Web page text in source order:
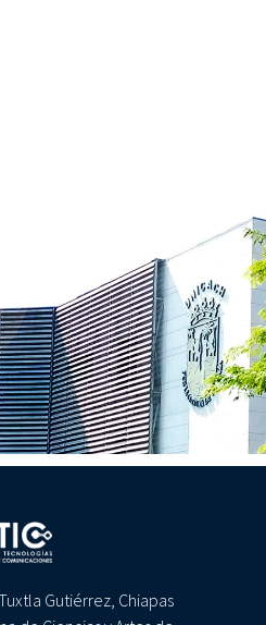
Gutiérrez, Chiapas